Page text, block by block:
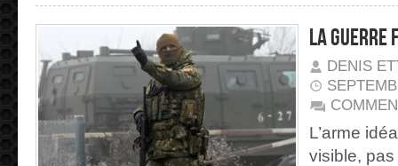
La
DENIS
L’arme
visible,